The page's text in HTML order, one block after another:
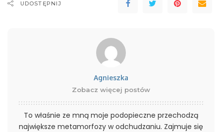
UDOSTĘPNIJ
Agnieszka
Zobacz więcej postów
To właśnie ze mną moje podopieczne przechodzą
największe metamorfozy w odchudzaniu. Zajmuje się